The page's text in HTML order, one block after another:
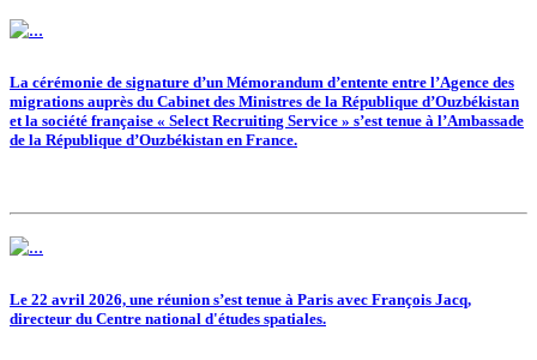
La cérémonie de signature d’un Mémorandum d’entente entre l’Agence des
migrations auprès du Cabinet des Ministres de la République d’Ouzbékistan
et la société française « Select Recruiting Service » s’est tenue à l’Ambassade
de la République d’Ouzbékistan en France.
Le 22 avril 2026, une réunion s’est tenue à Paris avec François Jacq,
directeur du Centre national d'études spatiales.